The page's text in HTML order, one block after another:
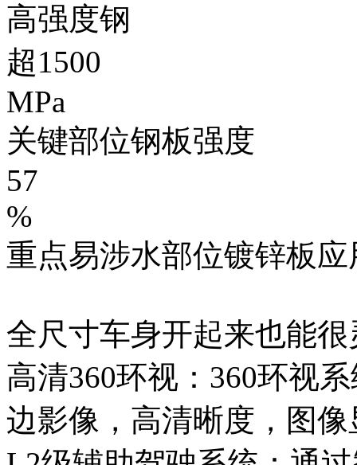
高强度钢
超1500
MPa
关键部位钢板强度
57
%
重点易涉水部位镀锌板
全尺寸车身开起来也能很
高清360环视：360环
边影像，高清晰度，图